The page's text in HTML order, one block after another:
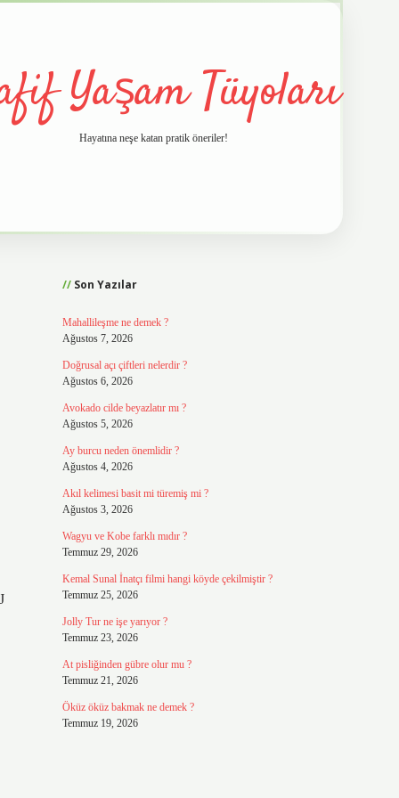
Yaşam Tüyoları
Hayatına neşe katan pratik öneriler!
Son Yazılar
Mahallileşme ne demek ?
Ağustos 7, 2026
Doğrusal açı çiftleri nelerdir ?
Ağustos 6, 2026
Avokado cilde beyazlatır mı ?
Ağustos 5, 2026
Ay burcu neden önemlidir ?
Ağustos 4, 2026
Akıl kelimesi basit mi türemiş mi ?
Ağustos 3, 2026
Wagyu ve Kobe farklı mıdır ?
Temmuz 29, 2026
Kemal Sunal İnatçı filmi hangi köyde çekilmiştir ?
Temmuz 25, 2026
Jolly Tur ne işe yarıyor ?
Temmuz 23, 2026
At pisliğinden gübre olur mu ?
Temmuz 21, 2026
Öküz öküz bakmak ne demek ?
Temmuz 19, 2026